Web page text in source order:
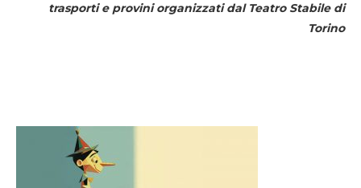
trasporti e provini organizzati dal Teatro Stabile di
Torino